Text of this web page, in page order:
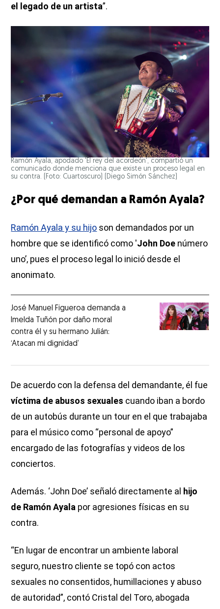
el legado de un artista”.
Ramón Ayala, apodado 'El rey del acordeón', compartió un
comunicado donde menciona que existe un proceso legal en
su contra. (Foto: Cuartoscuro) (Diego Simón Sánchez)
¿Por qué demandan a Ramón Ayala?
Ramón Ayala y su hijo son demandados por un
hombre que se identificó como 'John Doe número
uno’, pues el proceso legal lo inició desde el
anonimato.
José Manuel Figueroa demanda a
Imelda Tuñón por daño moral
contra él y su hermano Julián:
‘Atacan mi dignidad’
De acuerdo con la defensa del demandante, él fue
víctima de abusos sexuales cuando iban a bordo
de un autobús durante un tour en el que trabajaba
para el músico como “personal de apoyo”
encargado de las fotografías y videos de los
conciertos.
Además. ‘John Doe’ señaló directamente al hijo
de Ramón Ayala por agresiones físicas en su
contra.
“En lugar de encontrar un ambiente laboral
seguro, nuestro cliente se topó con actos
sexuales no consentidos, humillaciones y abuso
de autoridad”, contó Cristal del Toro, abogada